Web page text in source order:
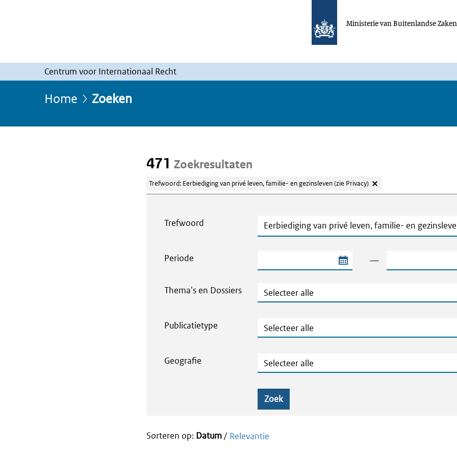
Ministerie van Buitenlandse Zaken
Centrum voor Internationaal Recht
Home Zoeken
471 Zoekresultaten
Trefwoord: Eerbiediging van privé leven, familie- en gezinsleven (zie Privacy)
Trefwoord Trefwoord
Periode Begindatum van de periode — Einddatum van de
Thema's en Dossiers Thema's en Dossiers
Publicatietype Publicatietype
Geografie Geografie
Zoek
Sorteren op: Datum/ Relevantie